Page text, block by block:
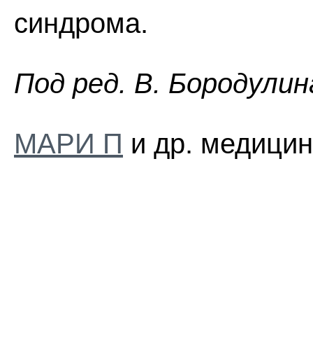
синдрома.
Пoд peд. B.
МАРИ П и др.